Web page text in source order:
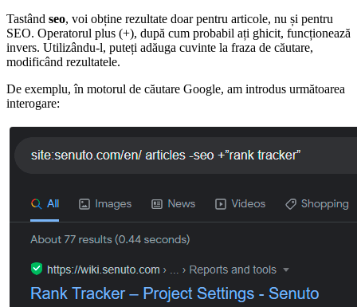
Tastând seo, voi obține rezultate doar pentru articole, nu și pentru
SEO. Operatorul plus (+), după cum probabil ați ghicit, funcționează
invers. Utilizându-l, puteți adăuga cuvinte la fraza de căutare,
modificând rezultatele.
De exemplu, în motorul de căutare Google, am introdus următoarea
interogare: